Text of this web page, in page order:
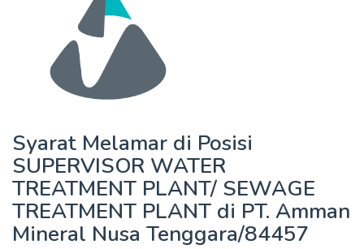
Syarat Melamar di Posisi
SUPERVISOR WATER
TREATMENT PLANT/ SEWAGE
TREATMENT PLANT di PT. Amman
Mineral Nusa Tenggara/84457